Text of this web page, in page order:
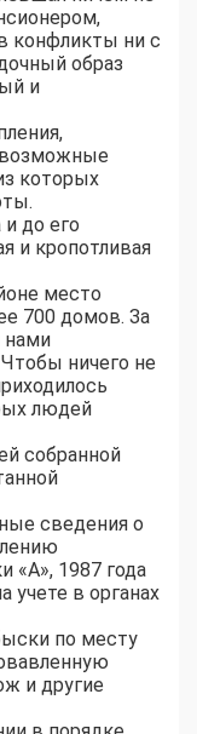
конфликты ни с
образ
и
возможные
которых
до его
и кропотливая
место
700 домов. За
нами
ничего не
людей
собранной
сведения о
«А», 1987 года
учете в органах
по месту
и другие